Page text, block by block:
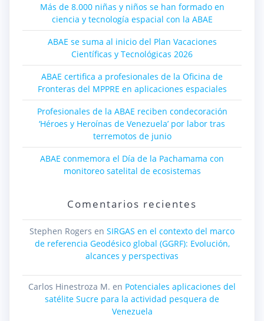
Más de 8.000 niñas y niños se han formado en
ciencia y tecnología espacial con la ABAE
ABAE se suma al inicio del Plan Vacaciones
Científicas y Tecnológicas 2026
ABAE certifica a profesionales de la Oficina de
Fronteras del MPPRE en aplicaciones espaciales
Profesionales de la ABAE reciben condecoración
‘Héroes y Heroínas de Venezuela’ por labor tras
terremotos de junio
ABAE conmemora el Día de la Pachamama con
monitoreo satelital de ecosistemas
Comentarios recientes
Stephen Rogers en SIRGAS en el contexto del marco
de referencia Geodésico global (GGRF): Evolución,
alcances y perspectivas
Carlos Hinestroza M. en Potenciales aplicaciones del
satélite Sucre para la actividad pesquera de
Venezuela